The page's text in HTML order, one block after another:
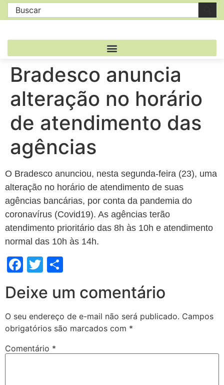
Bradesco anuncia
alteração no horário
de atendimento das
agências
O Bradesco anunciou, nesta segunda-feira (23), uma
alteração no horário de atendimento de suas
agências bancárias, por conta da pandemia do
coronavírus (Covid19). As agências terão
atendimento prioritário das 8h às 10h e atendimento
normal das 10h às 14h.
Facebook
Twitter
Deixe um comentário
O seu endereço de e-mail não será publicado. Campos
obrigatórios são marcados com *
Comentário *